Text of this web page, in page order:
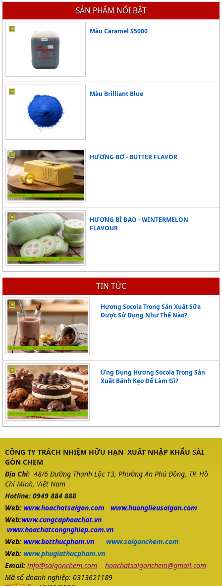
SẢN PHẨM NỔI BẬT
Màu Caramel S5000
Màu Brilliant Blue
HƯƠNG BƠ - BUTTER FLAVOR
HƯƠNG BÍ ĐAO - WINTERMELON
FLAVOUR
TIN TỨC
Hương Socola Trong Sản Xuất Sữa
Được Sử Dụng Như Thế Nào?
Ứng Dụng Hương Socola Trong Sản
Xuất Bánh Kẹo Để Làm Gì?
CÔNG TY TRÁCH NHIỆM HỮU HẠN XUẤT NHẬP KHẨU SÀI
GÒN CHEM
Địa Chỉ: 48/6 Đường Thạnh Lộc 13, Phường An Phú Đông, TP. Hồ
Chí Minh, Việt Nam
Hotline: 0949 884 888
Web: www.hoachatsaigon.com
www.huonglieusaigon.com
Web:www.cungcaphoachat.vn
www.hoachatcongnghiep.com.vn
Web: www.botthucpham.vn
www.saigonchem.com
Web: www.phugiathucpham.vn
Email: info@saigonchem.com
hoachatsaigonchem@gmail.com
Mã số doanh nghiệp: 0313621189